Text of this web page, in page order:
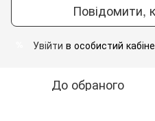
Повідомити,
Увійти в особистий
До обраного